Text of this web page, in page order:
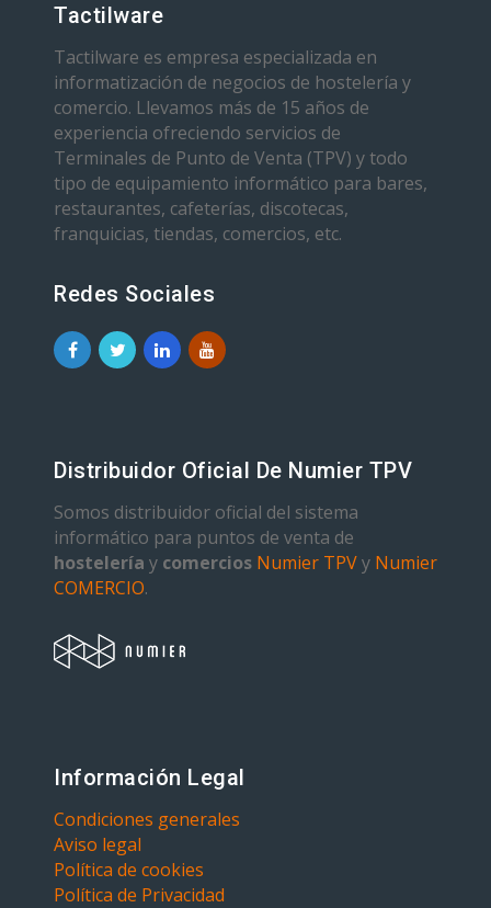
Tactilware
Tactilware es empresa especializada en
informatización de negocios de hostelería y
comercio. Llevamos más de 15 años de
experiencia ofreciendo servicios de
Terminales de Punto de Venta (TPV) y todo
tipo de equipamiento informático para bares,
restaurantes, cafeterías, discotecas,
franquicias, tiendas, comercios, etc.
Redes Sociales
Distribuidor Oficial De Numier TPV
Somos distribuidor oficial del sistema
informático para puntos de venta de
hostelería y comercios Numier TPVy Numier
COMERCIO.
Información Legal
Condiciones generales
Aviso legal
Política de cookies
Política de Privacidad